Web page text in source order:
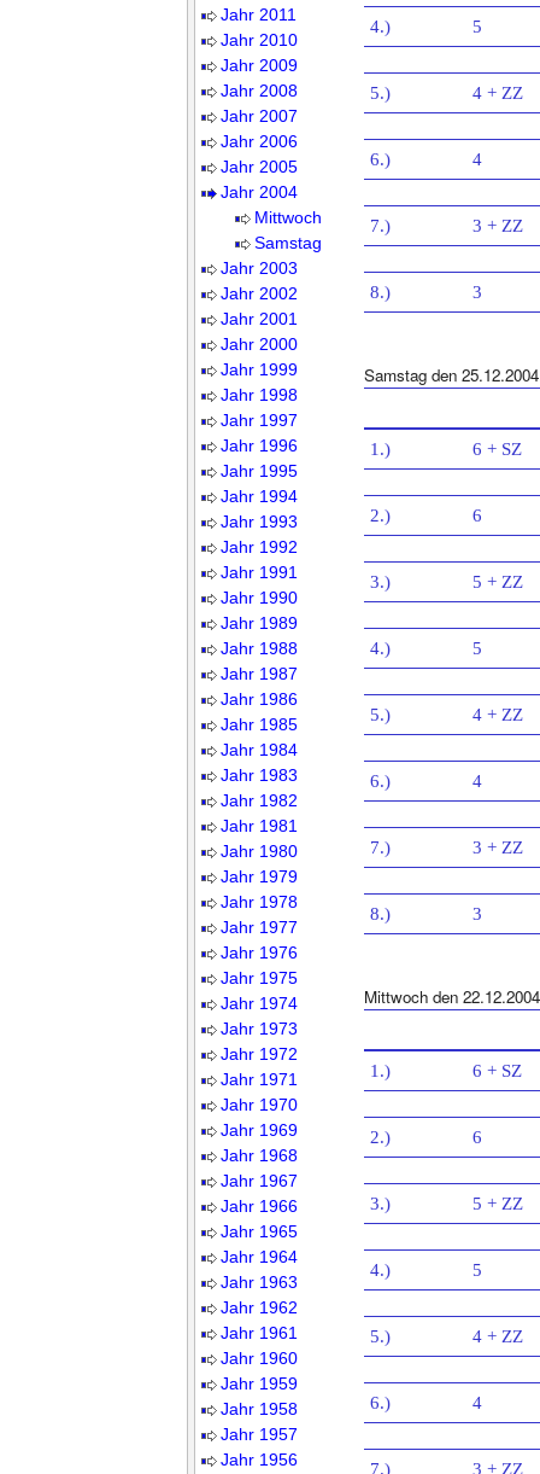
Jahr 2011
Jahr 2010
Jahr 2009
Jahr 2008
Jahr 2007
Jahr 2006
Jahr 2005
Jahr 2004
Mittwoch
Samstag
Jahr 2003
Jahr 2002
Jahr 2001
Jahr 2000
Jahr 1999
Jahr 1998
Jahr 1997
Jahr 1996
Jahr 1995
Jahr 1994
Jahr 1993
Jahr 1992
Jahr 1991
Jahr 1990
Jahr 1989
Jahr 1988
Jahr 1987
Jahr 1986
Jahr 1985
Jahr 1984
Jahr 1983
Jahr 1982
Jahr 1981
Jahr 1980
Jahr 1979
Jahr 1978
Jahr 1977
Jahr 1976
Jahr 1975
Jahr 1974
Jahr 1973
Jahr 1972
Jahr 1971
Jahr 1970
Jahr 1969
Jahr 1968
Jahr 1967
Jahr 1966
Jahr 1965
Jahr 1964
Jahr 1963
Jahr 1962
Jahr 1961
Jahr 1960
Jahr 1959
Jahr 1958
Jahr 1957
Jahr 1956
4.) 5
5.) 4 + ZZ
6.) 4
7.) 3 + ZZ
8.) 3
Samstag den 25.12.2004
1.) 6 + SZ
2.) 6
3.) 5 + ZZ
4.) 5
5.) 4 + ZZ
6.) 4
7.) 3 + ZZ
8.) 3
Mittwoch den 22.12.2004
1.) 6 + SZ
2.) 6
3.) 5 + ZZ
4.) 5
5.) 4 + ZZ
6.) 4
7.) 3 + ZZ